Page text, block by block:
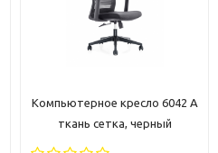
Компьютерное кресло 6042 A
ткань сетка, черный